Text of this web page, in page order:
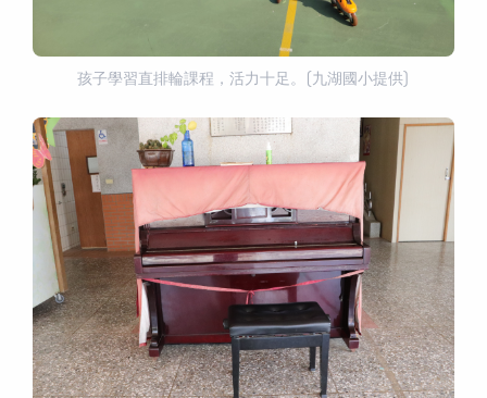
孩子學習直排輪課程，活力十足。(九湖國小提供)